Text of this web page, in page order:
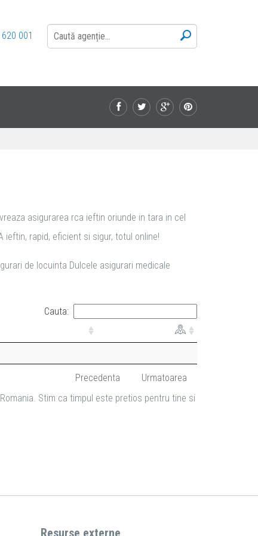
001
asigurarea rca ieftin oriunde in tara in cel
ieftin, rapid, eficient si sigur, totul online!
de locuinta Dulcele asigurari medicale
Cauta:
Precedenta
Urmatoarea
Stim ca timpul este pretios pentru tine si
Resurse externe